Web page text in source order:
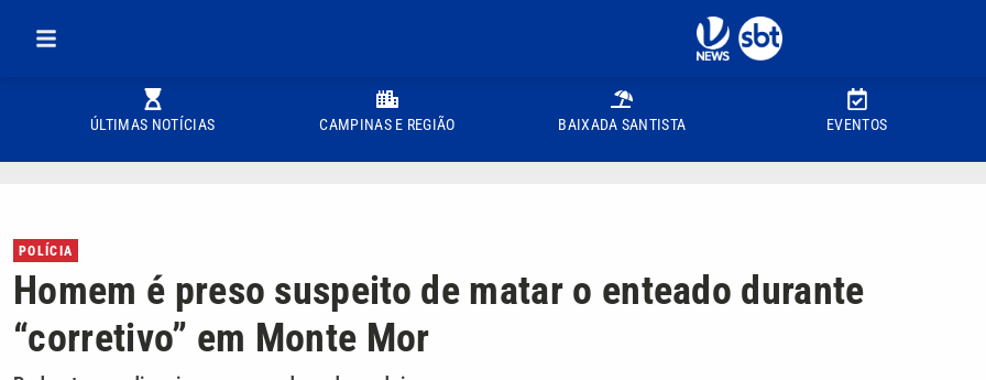
ÚLTIMAS NOTÍCIAS CAMPINAS E REGIÃO BAIXADA SANTISTA EVENTOS
POLÍCIA
Homem é preso suspeito de matar o enteado durante
“corretivo” em Monte Mor